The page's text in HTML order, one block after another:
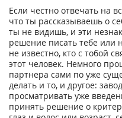
Если честно отвечать на
что ты рассказываешь о
ты не видишь, и эти
решение писать тебе или
не известно, кто с тобой
этот человек. Немного
партнера сами по уже
делать и то, и другое:
просматривать уже
принять решение о